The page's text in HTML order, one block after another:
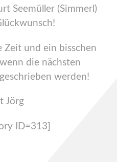
Seemüller (Simmerl)
Zeit und ein bisschen
die nächsten
werden!
Jörg
ID=313]